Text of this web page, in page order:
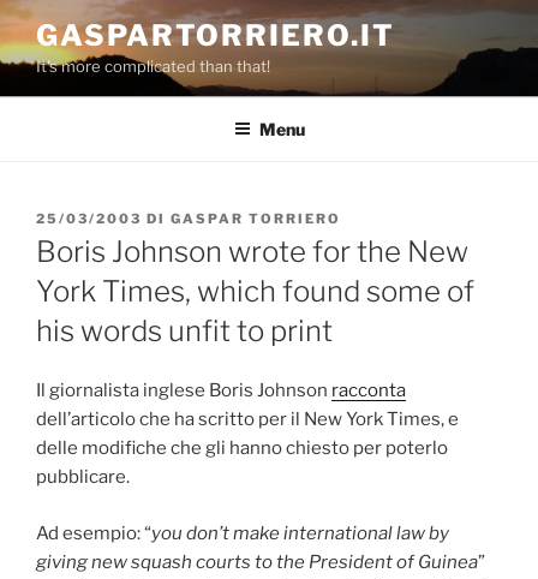
Salta
al
contenuto
GASPARTORRIERO.IT
It's more complicated than that!
Menu
PUBBLICATO
IL
25/03/2003 DI GASPAR TORRIERO
Boris Johnson wrote for the New
York Times, which found some of
his words unfit to print
Il giornalista inglese Boris Johnson racconta
dell’articolo che ha scritto per il New York Times, e
delle modifiche che gli hanno chiesto per poterlo
pubblicare.
Ad esempio: “you don’t make international law by
giving new squash courts to the President of Guinea”